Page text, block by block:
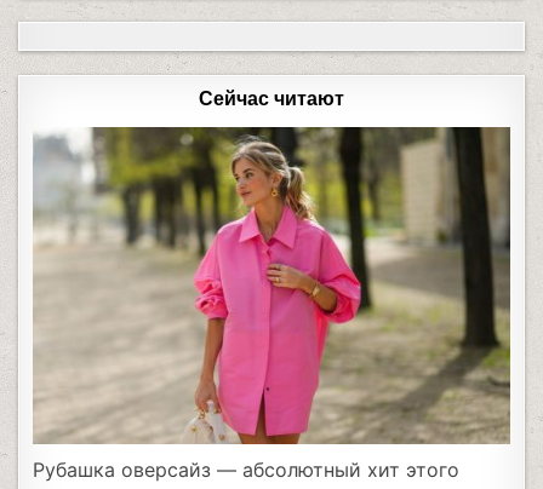
Сейчас читают
Рубашка оверсайз — абсолютный хит этого